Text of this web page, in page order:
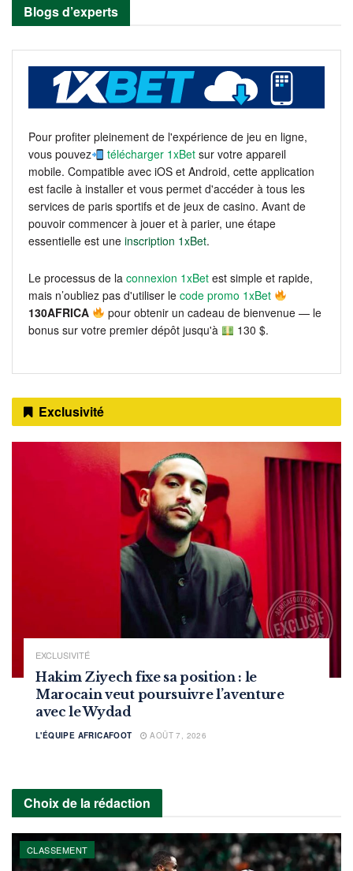
Blogs d’experts
Pour profiter pleinement de l'expérience de jeu en ligne,
vous pouvez
télécharger 1xBet sur votre appareil
mobile. Compatible avec iOS et Android, cette application
est facile à installer et vous permet d'accéder à tous les
services de paris sportifs et de jeux de casino. Avant de
pouvoir commencer à jouer et à parier, une étape
essentielle est une inscription 1xBet.
Le processus de la connexion 1xBet est simple et rapide,
mais n’oubliez pas d'utiliser le code promo 1xBet
130AFRICA
pour obtenir un cadeau de bienvenue — le
bonus sur votre premier dépôt jusqu'à
130 $.
Exclusivité
EXCLUSIVITÉ
Hakim Ziyech fixe sa position : le
Marocain veut poursuivre l’aventure
avec le Wydad
L'ÉQUIPE AFRICAFOOT AOÛT 7, 2026
Choix de la rédaction
CLASSEMENT